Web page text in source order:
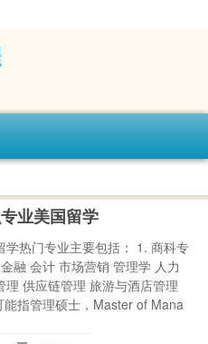
业美国留学
学热门专业主要包括： 1. 商科专
融 会计 市场营销 管理学 人力
理 供应链管理 旅游与酒店管理
能指管理硕士，Master of Mana